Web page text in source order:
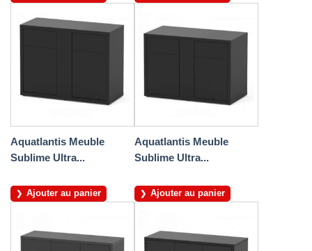
Aquatlantis Meuble
Sublime Ultra...
Ajouter au panier
Aquatlantis Meuble
Sublime Ultra...
Ajouter au panier